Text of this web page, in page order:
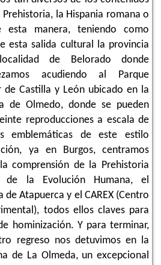
la Hispania romana o
manera, teniendo como
esta salida cultural la provincia
de Belorado donde
acudiendo al Parque
de Castilla y León ubicado en la
de Olmedo, donde se pueden
reproducciones a escala de
emblemáticas de este estilo
ya en Burgos, centramos
comprensión de la Prehistoria
la Evolución Humana, el
Atapuerca y el CAREX (Centro
todos ellos claves para
hominización. Y para terminar,
regreso nos detuvimos en la
de La Olmeda, un excepcional